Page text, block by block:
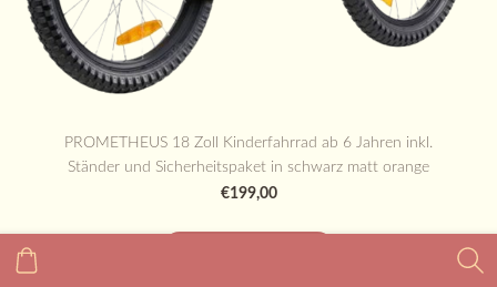
PROMETHEUS 18 Zoll Kinderfahrrad ab 6 Jahren inkl.
Ständer und Sicherheitspaket in schwarz matt orange
€199,00